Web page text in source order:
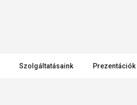
Szolgáltatásaink Prezentációk